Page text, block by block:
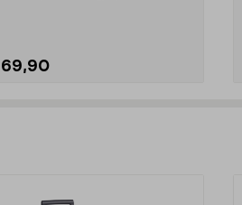
69,90